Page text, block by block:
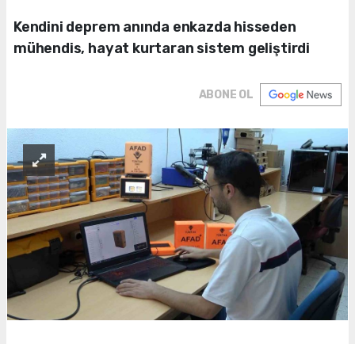
Kendini deprem anında enkazda hisseden
mühendis, hayat kurtaran sistem geliştirdi
ABONE OL